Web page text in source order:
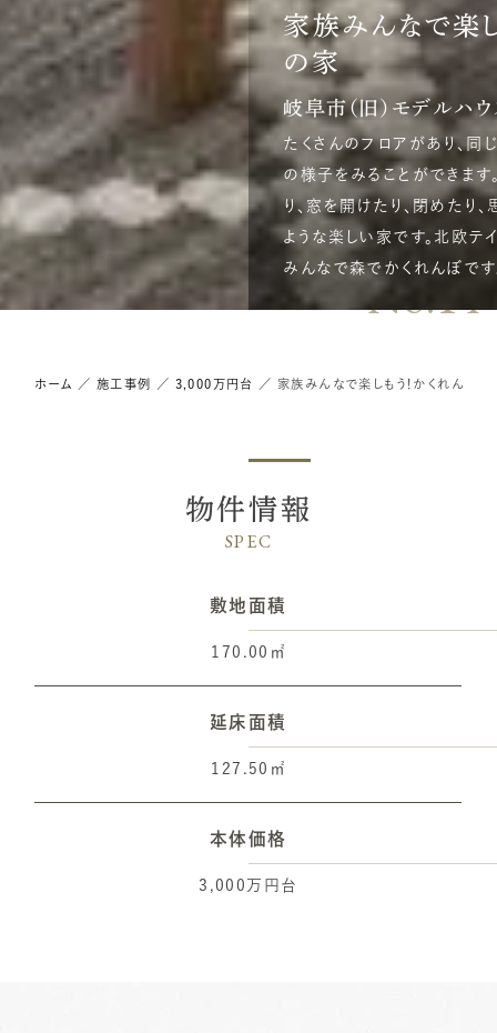
No.14
家族みんなで楽
の家
岐阜市（旧）モデルハ
たくさんのフロアがあり、同
の様子をみることができます
り、窓を開けたり、閉めたり
ような楽しい家です。北欧テ
みんなで森でかくれんぼです
ホーム ／ 施工事例 ／ 3,000万円台 ／ 家族みんなで楽しもう！かくれんぼの
物件情報
SPEC
敷地面積
170.00㎡
延床面積
127.50㎡
本体価格
3,000万円台